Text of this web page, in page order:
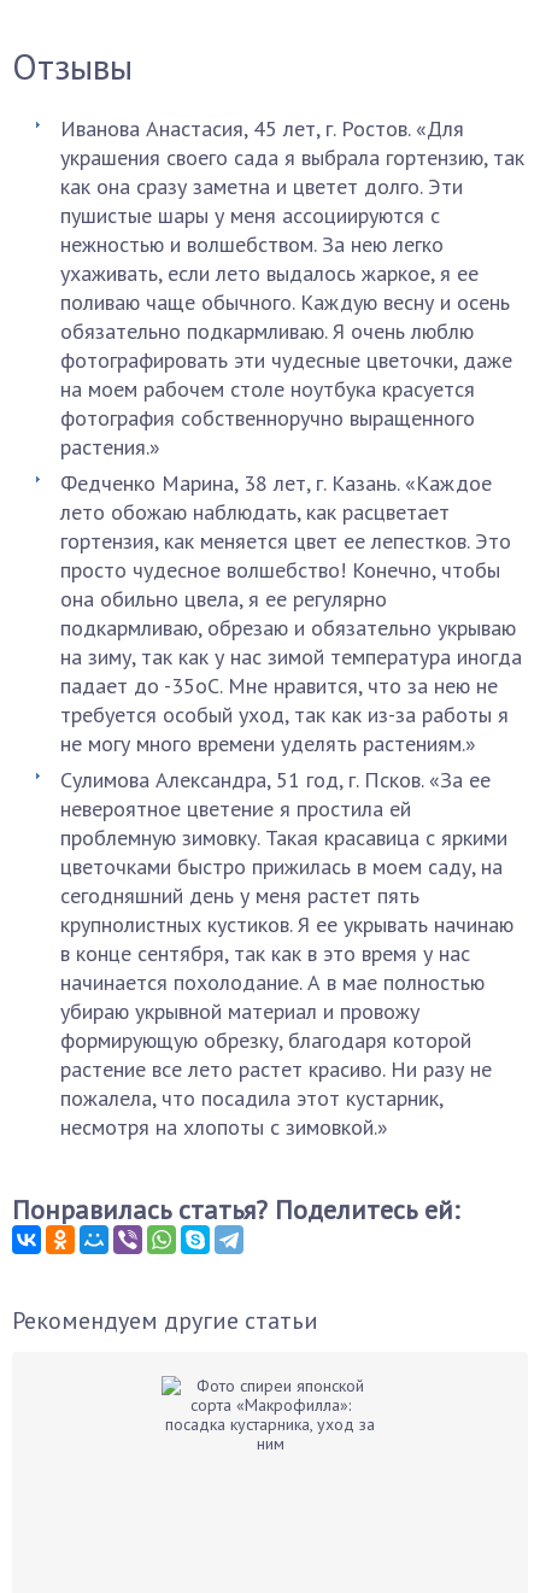
Отзывы
Иванова Анастасия, 45 лет, г. Ростов. «Для
украшения своего сада я выбрала гортензию, так
как она сразу заметна и цветет долго. Эти
пушистые шары у меня ассоциируются с
нежностью и волшебством. За нею легко
ухаживать, если лето выдалось жаркое, я ее
поливаю чаще обычного. Каждую весну и осень
обязательно подкармливаю. Я очень люблю
фотографировать эти чудесные цветочки, даже
на моем рабочем столе ноутбука красуется
фотография собственноручно выращенного
растения.»
Федченко Марина, 38 лет, г. Казань. «Каждое
лето обожаю наблюдать, как расцветает
гортензия, как меняется цвет ее лепестков. Это
просто чудесное волшебство! Конечно, чтобы
она обильно цвела, я ее регулярно
подкармливаю, обрезаю и обязательно укрываю
на зиму, так как у нас зимой температура иногда
падает до -35оС. Мне нравится, что за нею не
требуется особый уход, так как из-за работы я
не могу много времени уделять растениям.»
Сулимова Александра, 51 год, г. Псков. «За ее
невероятное цветение я простила ей
проблемную зимовку. Такая красавица с яркими
цветочками быстро прижилась в моем саду, на
сегодняшний день у меня растет пять
крупнолистных кустиков. Я ее укрывать начинаю
в конце сентября, так как в это время у нас
начинается похолодание. А в мае полностью
убираю укрывной материал и провожу
формирующую обрезку, благодаря которой
растение все лето растет красиво. Ни разу не
пожалела, что посадила этот кустарник,
несмотря на хлопоты с зимовкой.»
Понравилась статья? Поделитесь ей:
Рекомендуем другие статьи